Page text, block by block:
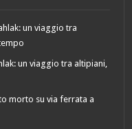
un viaggio tra
un viaggio tra altipiani,
morto su via ferrata a